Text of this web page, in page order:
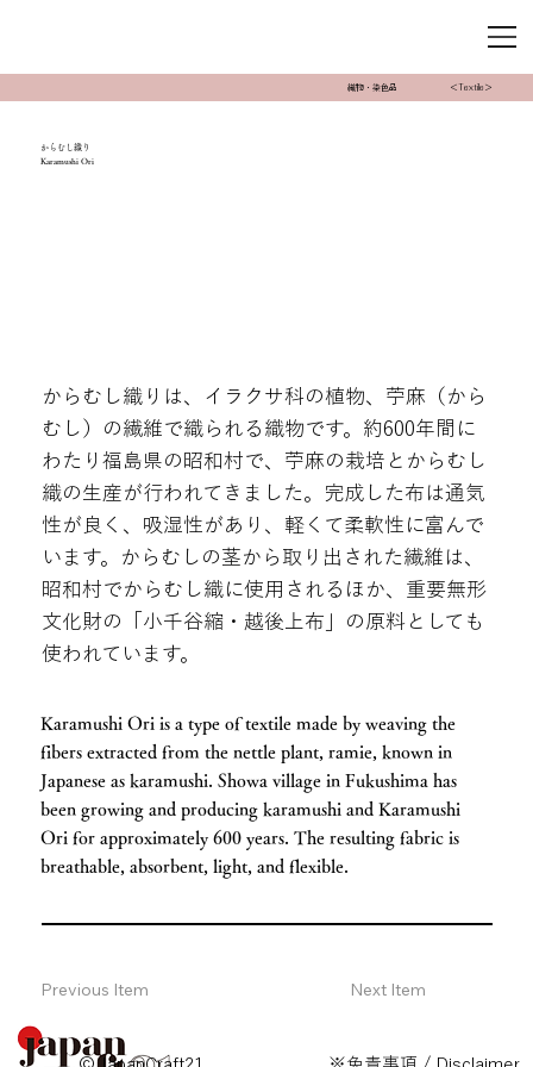
織物・染色品 ＜Textile＞
からむし織り
Karamushi Ori
からむし織りは、イラクサ科の植物、苧麻（から
むし）の繊維で織られる織物です。約600年間に
わたり福島県の昭和村で、苧麻の栽培とからむし
織の生産が行われてきました。完成した布は通気
性が良く、吸湿性があり、軽くて柔軟性に富んで
います。からむしの茎から取り出された繊維は、
昭和村でからむし織に使用されるほか、重要無形
文化財の「小千谷縮・越後上布」の原料としても
使われています。
Karamushi Ori is a type of textile made by weaving the
fibers extracted from the nettle plant, ramie, known in
Japanese as karamushi. Showa village in Fukushima has
been growing and producing karamushi and Karamushi
Ori for approximately 600 years. The resulting fabric is
breathable, absorbent, light, and flexible.
Previous Item Next Item